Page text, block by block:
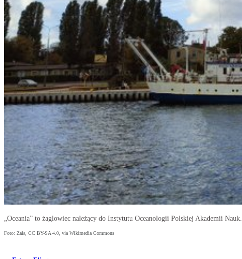
„Oceania” to żaglowiec należący do Instytutu Oceanologii Polskiej Akademii Nauk.
Foto: Zala, CC BY-SA 4.0, via Wikimedia Commons